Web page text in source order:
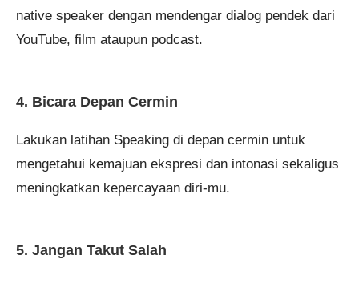
native speaker dengan mendengar dialog pendek dari
YouTube, film ataupun podcast.
4. Bicara Depan Cermin
Lakukan latihan Speaking di depan cermin untuk
mengetahui kemajuan ekspresi dan intonasi sekaligus
meningkatkan kepercayaan diri-mu.
5. Jangan Takut Salah